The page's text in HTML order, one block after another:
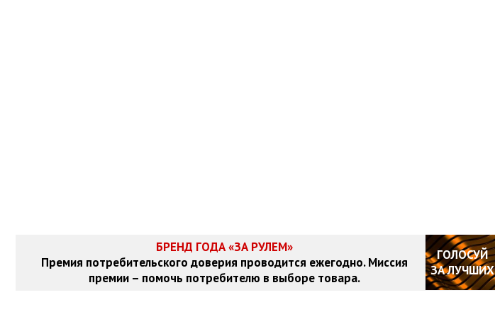
БРЕНД ГОДА «ЗА РУЛЕМ»
Премия потребительского доверия проводится ежегодно. Миссия
премии – помочь потребителю в выборе товара.
ГОЛОСУЙ
ЗА ЛУЧШИХ